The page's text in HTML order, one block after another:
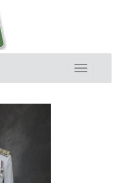
Toggle
navigation